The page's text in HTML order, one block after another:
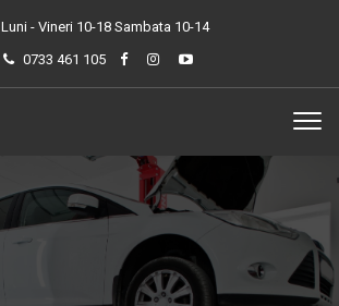
Luni - Vineri 10-18 Sambata 10-14
0733 461 105